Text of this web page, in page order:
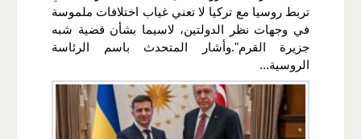
تربط روسيا مع تركيا لا تعني غياب اختلافات ملموسة
في وجهات نظر الدولتين، لاسيما بشأن قضية شبه
جزيرة القرم".وأشار المتحدث باسم الرئاسة
الروسية...